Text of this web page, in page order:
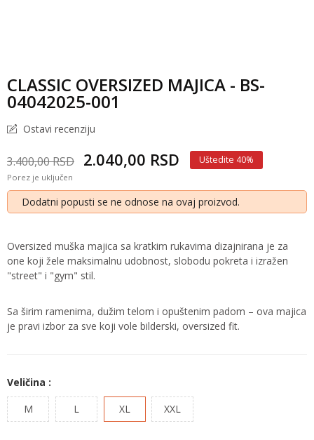
CLASSIC OVERSIZED MAJICA - BS-
04042025-001
Ostavi recenziju
3.400,00 RSD 2.040,00 RSD Uštedite 40%
Porez je uključen
Dodatni popusti se ne odnose na ovaj proizvod.
Oversized muška majica sa kratkim rukavima dizajnirana je za
one koji žele maksimalnu udobnost, slobodu pokreta i izražen
"street" i "gym" stil.
Sa širim ramenima, dužim telom i opuštenim padom – ova majica
je pravi izbor za sve koji vole bilderski, oversized fit.
Veličina :
M L XL XXL